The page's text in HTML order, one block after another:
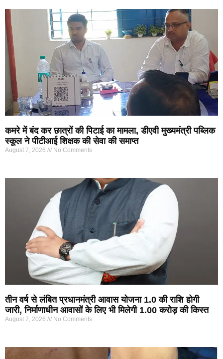
कमरे में बंद कर छात्रों की पिटाई का मामला, डीएवी मुख्यमंत्री पब्लिक
स्कूल ने पीटीआई शिक्षक की सेवा की समाप्त
August 7, 2026 No Comments
तीन वर्ष से लंबित प्रधानमंत्री आवास योजना 1.0 की राशि होगी
जारी, निर्माणाधीन आवासों के लिए भी मिलेगी 1.00 करोड़ की किस्त
August 7, 2026 No Comments